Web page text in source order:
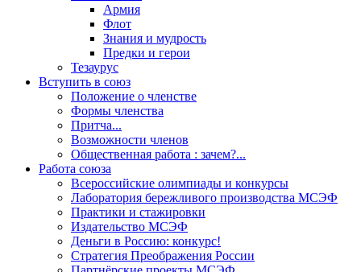
Армия
Флот
Знания и мудрость
Предки и герои
Тезаурус
Вступить в союз
Положение о членстве
Формы членства
Притча...
Возможности членов
Общественная работа : зачем?...
Работа союза
Всероссийские олимпиады и конкурсы
Лаборатория бережливого производства МСЭФ
Практики и стажировки
Издательство МСЭФ
Деньги в Россию: конкурс!
Стратегия Преображения России